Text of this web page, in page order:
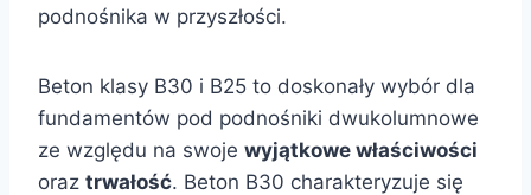
podnośnika w przyszłości.
Beton klasy B30 i B25 to doskonały wybór dla
fundamentów pod podnośniki dwukolumnowe
ze względu na swoje wyjątkowe właściwości
oraz trwałość. Beton B30 charakteryzuje się